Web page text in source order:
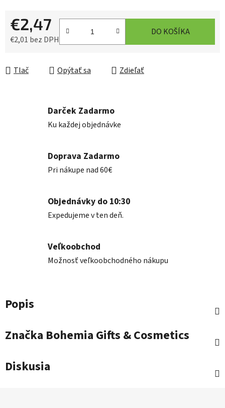
€2,47
€2,01 bez DPH
DO KOŠÍKA
Tlač Opýtať sa Zdieľať
Darček Zadarmo
Ku každej objednávke
Doprava Zadarmo
Pri nákupe nad 60€
Objednávky do 10:30
Expedujeme v ten deň.
Veľkoobchod
Možnosť veľkoobchodného nákupu
Popis
Značka Bohemia Gifts & Cosmetics
Diskusia